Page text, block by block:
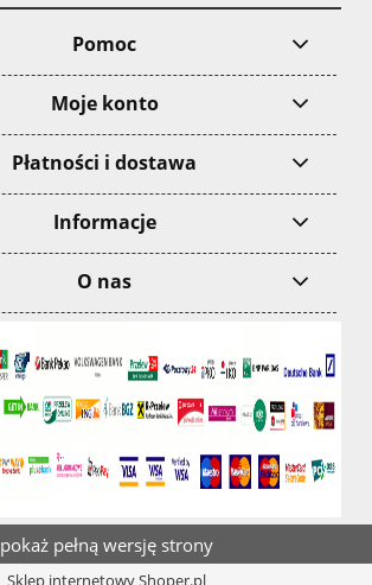
Pomoc
Moje konto
Płatności i dostawa
Informacje
O nas
pokaż pełną wersję strony
Sklep internetowy Shoper.pl